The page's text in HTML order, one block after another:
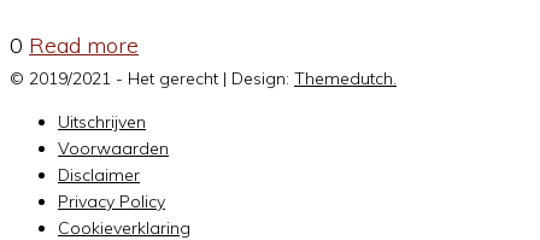
0 Read more
© 2019/2021 - Het gerecht | Design: Themedutch.
Uitschrijven
Voorwaarden
Disclaimer
Privacy Policy
Cookieverklaring